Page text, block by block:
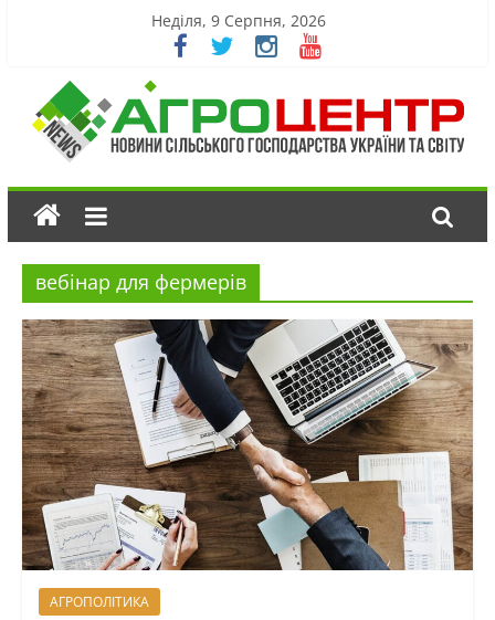
Неділя, 9 Серпня, 2026
вебінар для фермерів
АГРОПОЛІТИКА